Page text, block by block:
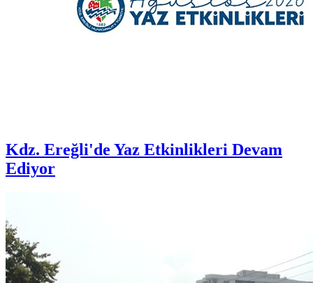
Kdz. Ereğli'de Yaz Etkinlikleri Devam
Ediyor